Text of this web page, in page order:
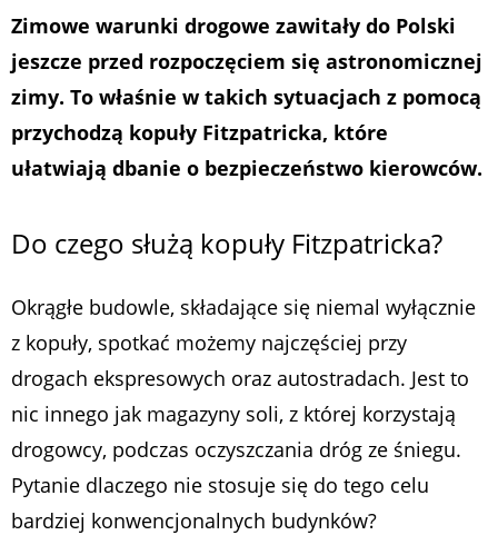
Zimowe warunki drogowe zawitały do Polski
jeszcze przed rozpoczęciem się astronomicznej
zimy. To właśnie w takich sytuacjach z pomocą
przychodzą kopuły Fitzpatricka, które
ułatwiają dbanie o bezpieczeństwo kierowców.
Do czego służą kopuły Fitzpatricka?
Okrągłe budowle, składające się niemal wyłącznie
z kopuły, spotkać możemy najczęściej przy
drogach ekspresowych oraz autostradach. Jest to
nic innego jak magazyny soli, z której korzystają
drogowcy, podczas oczyszczania dróg ze śniegu.
Pytanie dlaczego nie stosuje się do tego celu
bardziej konwencjonalnych budynków?